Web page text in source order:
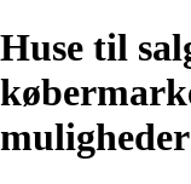
Huse til
muligheder